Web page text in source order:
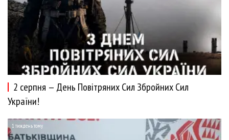
2 серпня — День Повітряних Сил Збройних Сил
України!
1 тиждень тому